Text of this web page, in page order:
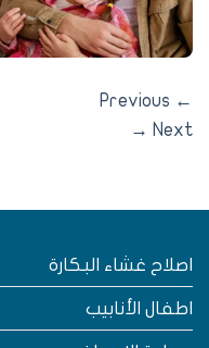
→
غشاء البكارة
الأنابيب